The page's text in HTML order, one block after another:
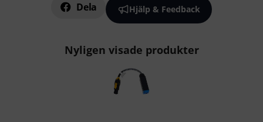
Dela Hjälp & Feedback
Nyligen visade produkter